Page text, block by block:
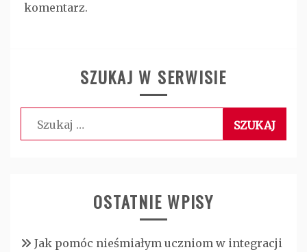
komentarz.
SZUKAJ W SERWISIE
Szukaj:
OSTATNIE WPISY
Jak pomóc nieśmiałym uczniom w integracji